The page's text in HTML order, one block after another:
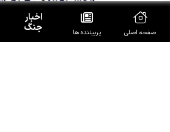
صفحه اصلی پربیننده ها
اخبار
جنگ